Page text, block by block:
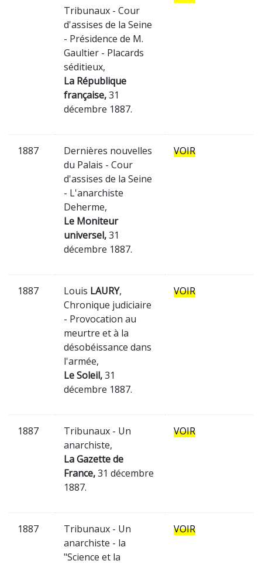
Tribunaux - Cour
d'assises de la Seine
- Présidence de M.
Gaultier - Placards
séditieux,
La République
française,31
décembre 1887.
1887
Dernières nouvelles
du Palais - Cour
d'assises de la Seine
- L'anarchiste
Deherme,
Le Moniteur
universel,31
décembre 1887.
VOIR
1887 Louis LAURY,
Chronique judiciaire
- Provocation au
meurtre et à la
désobéissance dans
l'armée,
Le Soleil,31
décembre 1887.
VOIR
1887
Tribunaux - Un
anarchiste,
La Gazette de
France,31 décembre
1887.
VOIR
1887
Tribunaux - Un
anarchiste - la
"Science et la
VOIR